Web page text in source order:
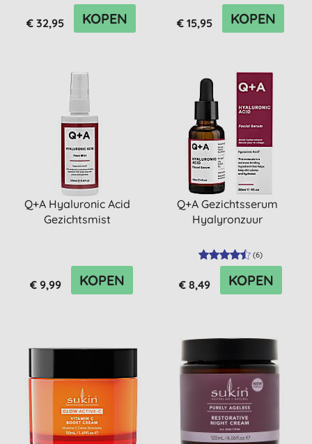
€ 32,95 KOPEN € 15,95 KOPEN
Q+A Hyaluronic Acid
Gezichtsmist
€ 9,99 KOPEN
Q+A Gezichtsserum
Hyalyronzuur
(6)
€ 8,49 KOPEN